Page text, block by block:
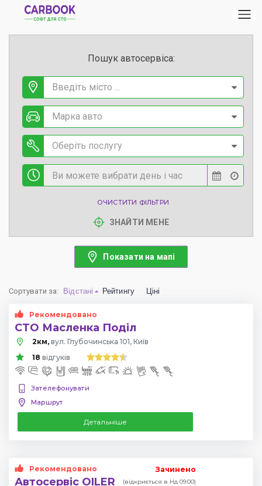
Пошук автосервіса:
Введіть місто ...
Марка авто
Оберіть послугу
ОЧИСТИТИ ФІЛЬТРИ
ЗНАЙТИ МЕНЕ
Показати на мапі
Сортувати за: Відстані Рейтингу Ціні
Рекомендовано
СТО Масленка Поділ
2км, вул. Глубочинська 101, Київ
18 відгуків
Зателефонувати
Маршрут
Детальніше
Рекомендовано
Автосервіс OILER
Зачинено
(відкриється в Нд 09:00)